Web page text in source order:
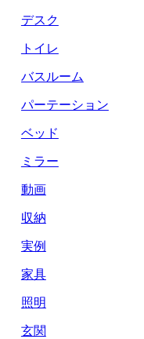
デスク
トイレ
バスルーム
パーテーション
ベッド
ミラー
動画
収納
実例
家具
照明
玄関